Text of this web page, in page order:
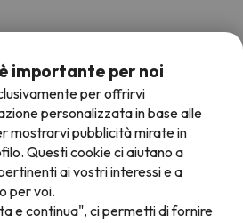
importante per noi
per offrirvi
personalizzata in base alle
mostrarvi pubblicità mirate in
Questi cookie ci aiutano a
ai vostri interessi e a
per voi.
e continua", ci permetti di fornire